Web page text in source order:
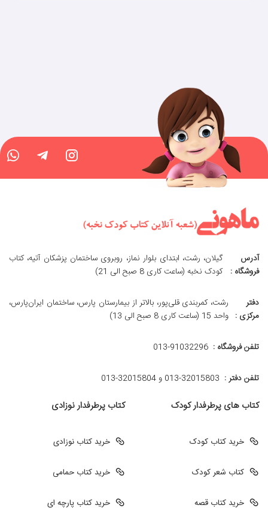
آدرس
فروشگاه :
گیلان، رشت، ابتدای بلوار نماز، روبروی ساختمان پزشکان آتیه، کتاب
کودک نخبه (ساعت کاری 8 صبح الی 21)
دفتر
مرکزی :
رشت، کمربندی قلی‌پور، بالاتر از بیمارستان پارس، ساختمان ایران‌پارس،
واحد 15 (ساعت کاری 8 صبح الی 13)
تلفن فروشگاه : 013-91032296
تلفن دفتر : 013-32015803 و 32015804-013
کتاب های پرطرفدار کودک
خرید کتاب کودک
کتاب شعر کودک
خرید کتاب قصه
کتاب پرطرفدار نوزادی
خرید کتاب نوزادی
خرید کتاب حمامی
خرید کتاب پارچه ای